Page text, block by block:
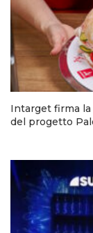
Intarget firma
del progetto